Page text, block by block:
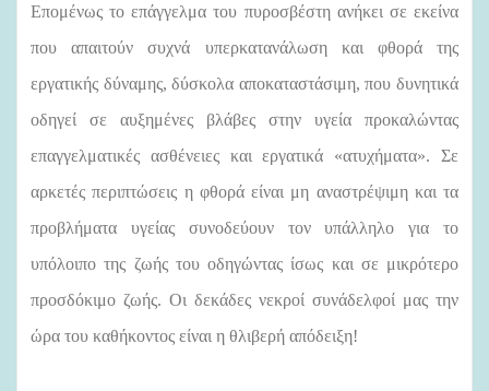
Επομένως το επάγγελμα του πυροσβέστη ανήκει σε εκείνα
που απαιτούν συχνά υπερκατανάλωση και φθορά της
εργατικής δύναμης, δύσκολα αποκαταστάσιμη, που δυνητικά
οδηγεί σε αυξημένες βλάβες στην υγεία προκαλώντας
επαγγελματικές ασθένειες και εργατικά «ατυχήματα». Σε
αρκετές περιπτώσεις η φθορά είναι μη αναστρέψιμη και τα
προβλήματα υγείας συνοδεύουν τον υπάλληλο για το
υπόλοιπο της ζωής του οδηγώντας ίσως και σε μικρότερο
προσδόκιμο ζωής. Οι δεκάδες νεκροί συνάδελφοί μας την
ώρα του καθήκοντος είναι η θλιβερή απόδειξη!